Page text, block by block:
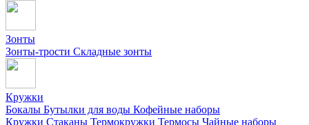
Зонты
Зонты-трости Складные зонты
Кружки
Бокалы Бутылки для воды Кофейные наборы
Кружки Стаканы Термокружки Термосы Чайные наборы